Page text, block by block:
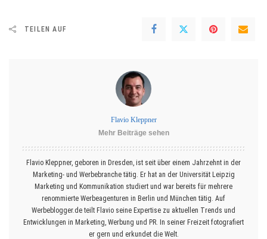
TEILEN AUF
Flavio Kleppner
Mehr Beiträge sehen
Flavio Kleppner, geboren in Dresden, ist seit über einem Jahrzehnt in der
Marketing- und Werbebranche tätig. Er hat an der Universität Leipzig
Marketing und Kommunikation studiert und war bereits für mehrere
renommierte Werbeagenturen in Berlin und München tätig. Auf
Werbeblogger.de teilt Flavio seine Expertise zu aktuellen Trends und
Entwicklungen in Marketing, Werbung und PR. In seiner Freizeit fotografiert
er gern und erkundet die Welt.